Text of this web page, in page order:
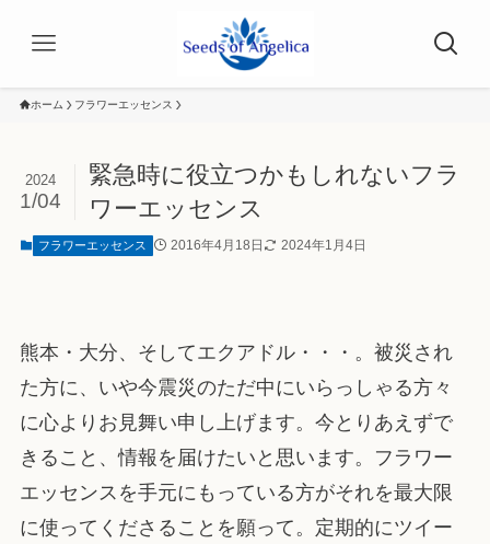
ホーム フラワーエッセンス
緊急時に役立つかもしれないフラ
ワーエッセンス
2024
1/04
フラワーエッセンス 2016年4月18日 2024年1月4日
熊本・大分、そしてエクアドル・・・。被災され
た方に、いや今震災のただ中にいらっしゃる方々
に心よりお見舞い申し上げます。今とりあえずで
きること、情報を届けたいと思います。フラワー
エッセンスを手元にもっている方がそれを最大限
に使ってくださることを願って。定期的にツイー